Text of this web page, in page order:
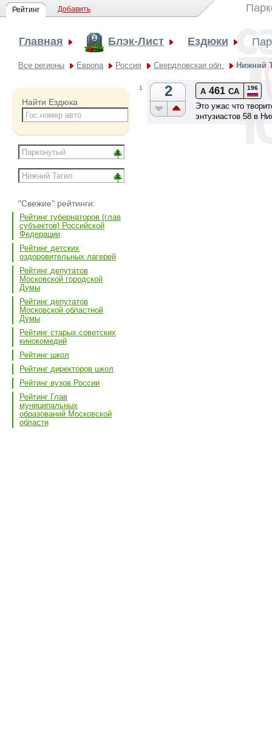
Рейтинг Добавить
Главная Блэк-Лист Ездюки
Все регионы Европа Россия Свердловская обл. Нижний
Найти Ездюка
"Свежие" рейтинги:
Рейтинг губернаторов (глав
субъектов) Российской
Федерации
Рейтинг детских
оздоровительных лагерей
Рейтинг депутатов
Московской городской
Думы
Рейтинг депутатов
Московской областной
Думы
Рейтинг старых советских
кинокомедий
Рейтинг школ
Рейтинг директоров школ
Рейтинг вузов России
Рейтинг Глав
муниципальных
образований Московской
области
1 2 А 461 СА 196
Это ужас что
энтузиастов 58 в